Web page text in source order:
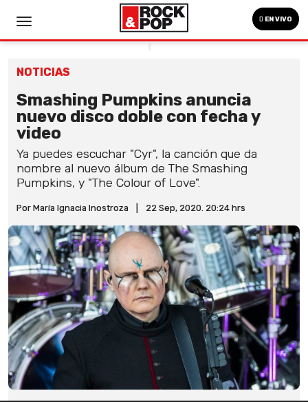
EN VIVO
NOTICIAS
Smashing Pumpkins anuncia
nuevo disco doble con fecha y
video
Ya puedes escuchar "Cyr", la canción que da
nombre al nuevo álbum de The Smashing
Pumpkins, y "The Colour of Love".
Por María Ignacia Inostroza 22 Sep, 2020. 20:24 hrs